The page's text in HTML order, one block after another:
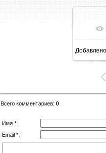
Добавлено
Всего комментариев: 0
Имя *:
Email *: